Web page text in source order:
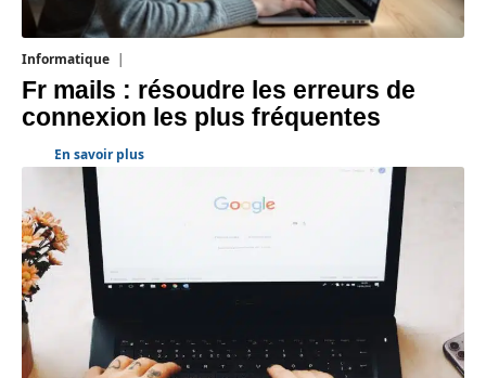
Informatique
Fr mails : résoudre les erreurs de
connexion les plus fréquentes
En savoir plus